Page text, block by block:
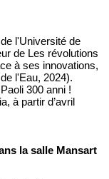
l'Université de
de Les révolutions
à ses innovations,
l'Eau, 2024).
300 anni !
à partir d’avril
la salle Mansart